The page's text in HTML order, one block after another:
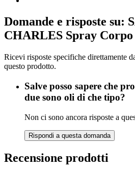
Domande e risposte su:
CHARLES Spray Corpo
Ricevi risposte specifiche direttamente
questo prodotto.
Salve posso sapere che
due sono oli di che tipo?
Non ci sono ancora risposte a
Rispondi a questa domanda
Recensione prodotti